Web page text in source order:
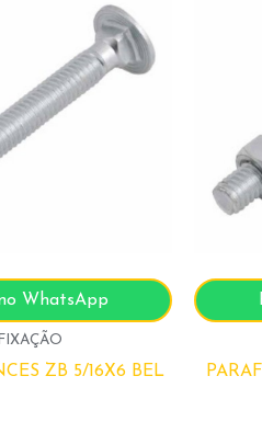
WhatsApp
FIXAÇÃO
ZB 5/16X6 BEL